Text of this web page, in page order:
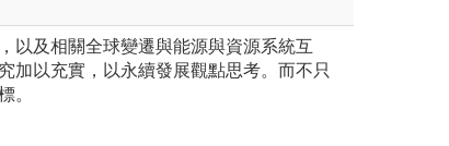
以及相關全球變遷與能源與資源系統互
加以充實，以永續發展觀點思考。而不只
。